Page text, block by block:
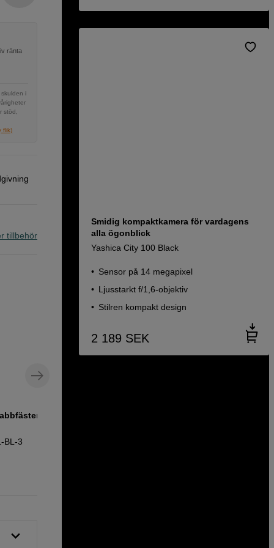
ränta
i
stöd,
flik)
tillbehör
BL-3
Smidig kompaktkamera för vardagens
alla ögonblick
Yashica City 100 Black
Sensor på 14 megapixel
Ljusstarkt f/1,6-objektiv
Stilren kompakt design
2 189 SEK